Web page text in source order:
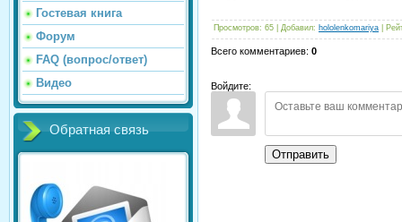
Гостевая книга
Форум
FAQ (вопрос/ответ)
Видео
Обратная связь
Просмотров: 65 Добавил: hololenkomariya
Всего комментариев: 0
Войдите:
Отправить